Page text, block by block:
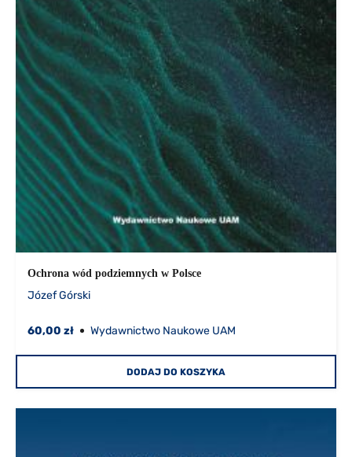
Ochrona wód podziemnych w Polsce
Józef Górski
60,00 zł Wydawnictwo Naukowe UAM
DODAJ DO KOSZYKA